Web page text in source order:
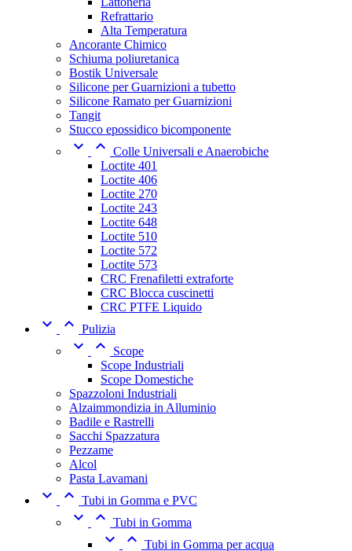
Refrattario
Alta Temperatura
Ancorante Chimico
Schiuma poliuretanica
Bostik Universale
Silicone per Guarnizioni a tubetto
Silicone Ramato per Guarnizioni
Tangit
Stucco epossidico bicomponente
  Colle Universali e Anaerobiche
Loctite 401
Loctite 406
Loctite 270
Loctite 243
Loctite 648
Loctite 510
Loctite 572
Loctite 573
CRC Frenafiletti extraforte
CRC Blocca cuscinetti
CRC PTFE Liquido
  Pulizia
 
Scope
Scope Industriali
Scope Domestiche
Spazzoloni Industriali
Alzaimmondizia in Alluminio
Badile e Rastrelli
Sacchi Spazzatura
Pezzame
Alcol
Pasta Lavamani
  Tubi in Gomma e PVC
  Tubi in Gomma
  Tubi in Gomma per acqua